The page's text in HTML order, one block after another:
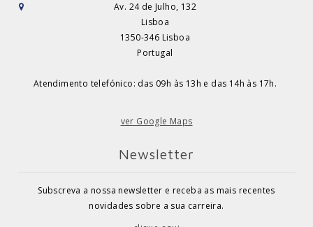
Av. 24 de Julho, 132
Lisboa
1350-346 Lisboa
Portugal
Atendimento telefónico: das 09h às 13h e das 14h às 17h.
ver Google Maps
Newsletter
Subscreva a nossa newsletter e receba as mais recentes
novidades sobre a sua carreira.